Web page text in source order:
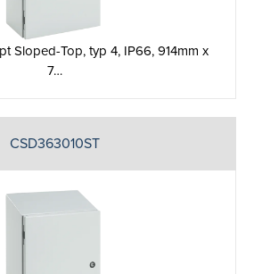
Sloped-Top, typ 4, IP66, 914mm x
7…
CSD363010ST